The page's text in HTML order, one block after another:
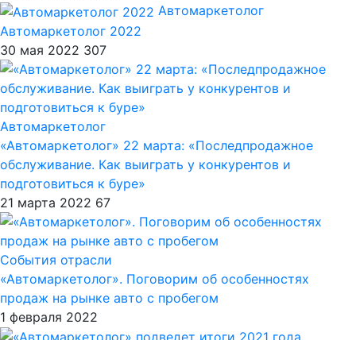
Автомаркетолог
Автомаркетолог 2022
30 мая 2022 307
Автомаркетолог
«Автомаркетолог» 22 марта: «Последпродажное
обслуживание. Как выиграть у конкурентов и
подготовиться к буре»
21 марта 2022 67
События отрасли
«Автомаркетолог». Поговорим об особенностях
продаж на рынке авто с пробегом
1 февраля 2022